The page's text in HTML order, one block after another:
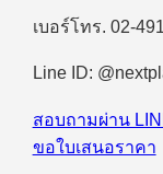
เบอร์โทร. 02-
Line ID:
สอบถามผ่าน
ขอใบเสนอราคา